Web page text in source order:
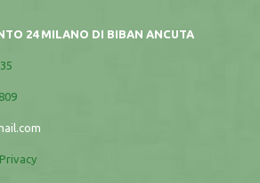
24 MILANO DI BIBAN ANCUTA
Privacy